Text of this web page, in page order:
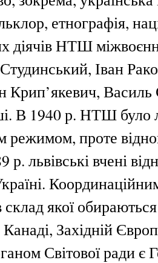
етнографія,
діячів НТШ
Іван
Крип’якевич,
В 1940 р. НТШ було
режимом, проте
р. львівські вчені
склад якої
Західній
Світової ради є